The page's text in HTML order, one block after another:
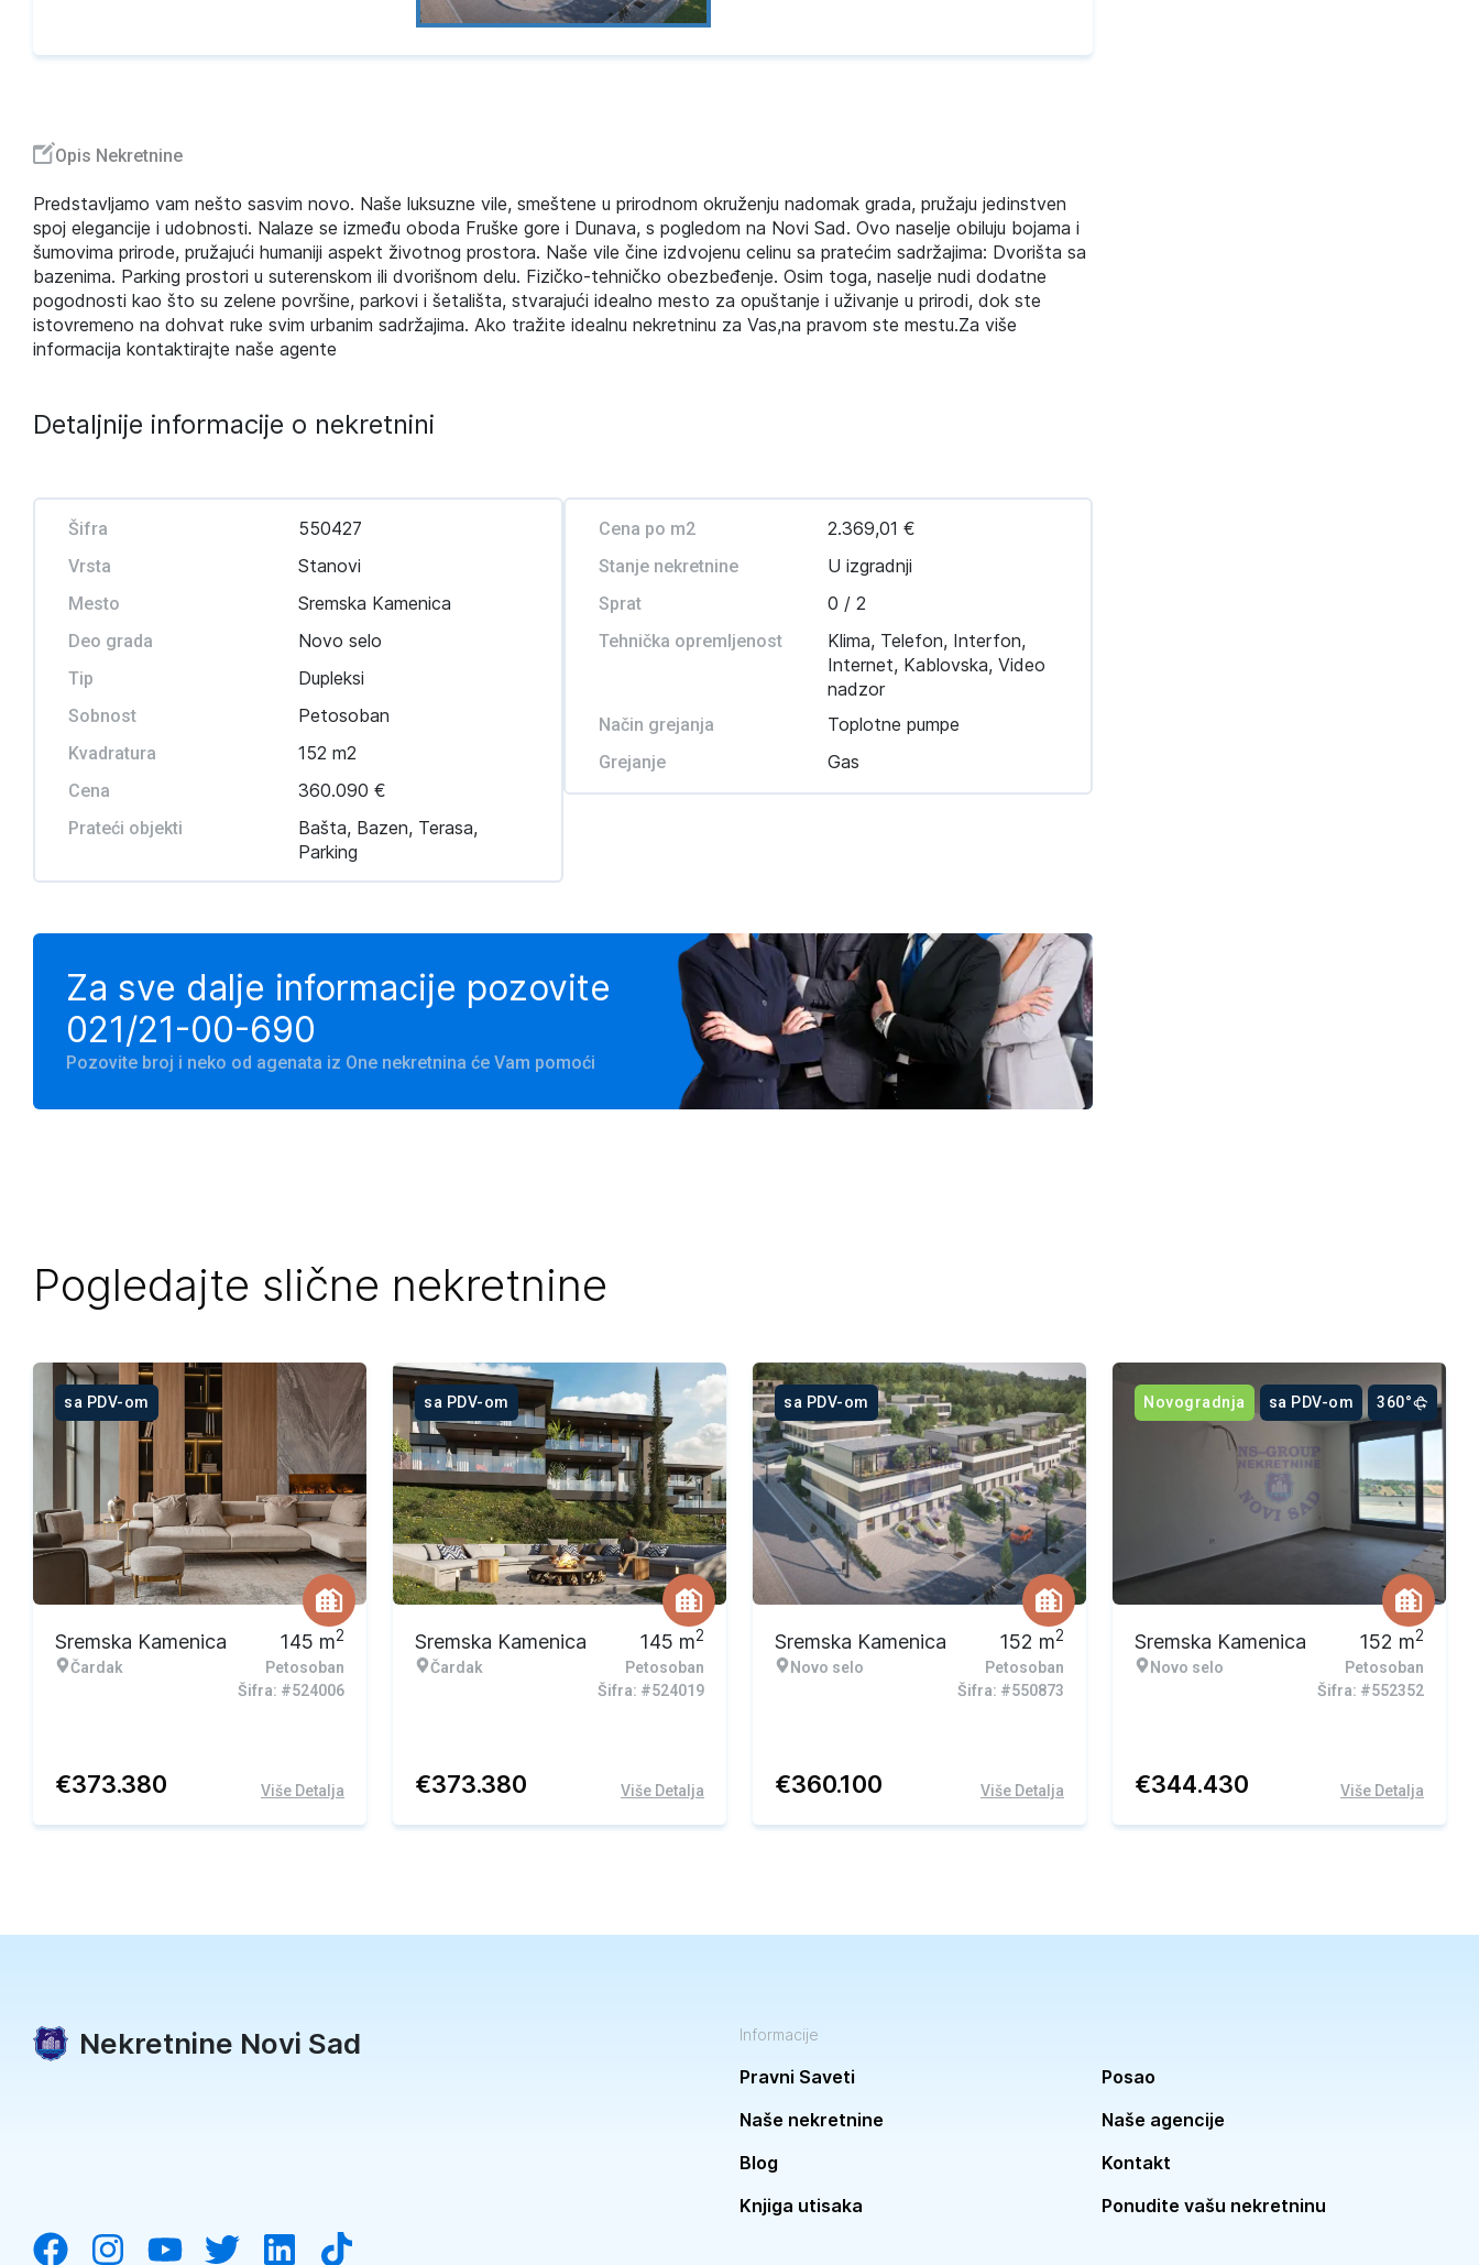
Opis Nekretnine
Predstavljamo vam nešto sasvim novo. Naše luksuzne vile, smeštene u prirodnom okruženju nadomak grada, pružaju jedinstven
spoj elegancije i udobnosti. Nalaze se između oboda Fruške gore i Dunava, s pogledom na Novi Sad. Ovo naselje obiluju bojama i
šumovima prirode, pružajući humaniji aspekt životnog prostora. Naše vile čine izdvojenu celinu sa pratećim sadržajima: Dvorišta sa
bazenima. Parking prostori u suterenskom ili dvorišnom delu. Fizičko-tehničko obezbeđenje. Osim toga, naselje nudi dodatne
pogodnosti kao što su zelene površine, parkovi i šetališta, stvarajući idealno mesto za opuštanje i uživanje u prirodi, dok ste
istovremeno na dohvat ruke svim urbanim sadržajima. Ako tražite idealnu nekretninu za Vas,na pravom ste mestu.Za više
informacija kontaktirajte naše agente
Detaljnije informacije o nekretnini
Šifra 550427
Vrsta Stanovi
Mesto Sremska Kamenica
Deo grada Novo selo
Tip Dupleksi
Sobnost Petosoban
Kvadratura 152 m2
Cena 360.090 €
Prateći objekti
Bašta, Bazen, Terasa,
Parking
Cena po m2 2.369,01 €
Stanje nekretnine U izgradnji
Sprat 0 / 2
Tehnička opremljenost
Klima, Telefon, Interfon,
Internet, Kablovska, Video
nadzor
Način grejanja Toplotne pumpe
Grejanje Gas
Za sve dalje informacije pozovite
021/21-00-690
Pozovite broj i neko od agenata iz One nekretnina će Vam pomoći
Pogledajte slične nekretnine
sa PDV-om
Sremska Kamenica
Čardak
145 m2
Petosoban
Šifra: #524006
€373.380 Više Detalja
sa PDV-om
Sremska Kamenica
Čardak
145 m2
Petosoban
Šifra: #524019
€373.380 Više Detalja
sa PDV-om
Sremska Kamenica
Novo selo
152 m2
Petosoban
Šifra: #550873
€360.100 Više Detalja
Novogradnja sa PDV-om 360°
Sremska Kamenica
Novo selo
152 m2
Petosoban
Šifra: #552352
€344.430 Više Detalja
Nekretnine Novi Sad Informacije
Pravni Saveti
Posao
Naše nekretnine
Naše agencije
Blog
Kontakt
Knjiga utisaka
Ponudite vašu nekretninu